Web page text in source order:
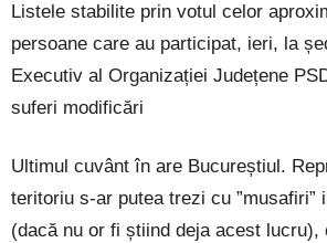
Listele stabilite prin votul celor
persoane care au participat, ieri, la
Executiv al Organizației Județene
suferi modificări
Ultimul cuvânt în are Bucureștiul.
teritoriu s-ar putea trezi cu ”musafiri”
(dacă nu or fi știind deja acest lucru),